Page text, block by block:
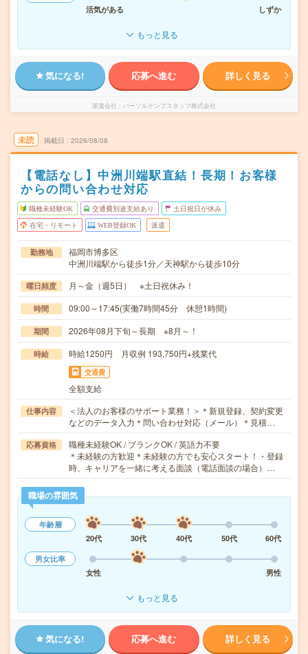
活気がある
しずか
もっと見る
気になる! 応募へ進む 詳しく見る
派遣会社 パーソルテンプスタッフ株式会社
未読 掲載日 2026/08/08
【電話なし】中洲川端駅直結！長期！お客様
からの問い合わせ対応
職種未経験OK 交通費別途支給あり 土日祝日が休み
在宅・リモート WEB登録OK 派遣
勤務地
福岡市博多区
中洲川端駅から徒歩1分／天神駅から徒歩10分
曜日頻度 月～金（週5日） ※土日祝休み！
時間 09:00～17:45(実働7時間45分 休憩1時間)
期間 2026年08月下旬～長期 ※8月～！
時給 時給1250円 月収例 193,750円+残業代
交通費
全額支給
仕事内容
＜法人のお客様のサポート業務！＞＊新規登録、契約変更
などのデータ入力＊問い合わせ対応（メール）＊見積…
応募資格
職種未経験OK / ブランクOK / 英語力不要
＊未経験の方歓迎＊未経験の方でも安心スタート！・登録
時、キャリアを一緒に考える面談（電話面談の場合）…
職場の雰囲気
年齢層
20代
30代 40代 50代
60代
男女比率
女性
男性
もっと見る
気になる! 応募へ進む 詳しく見る